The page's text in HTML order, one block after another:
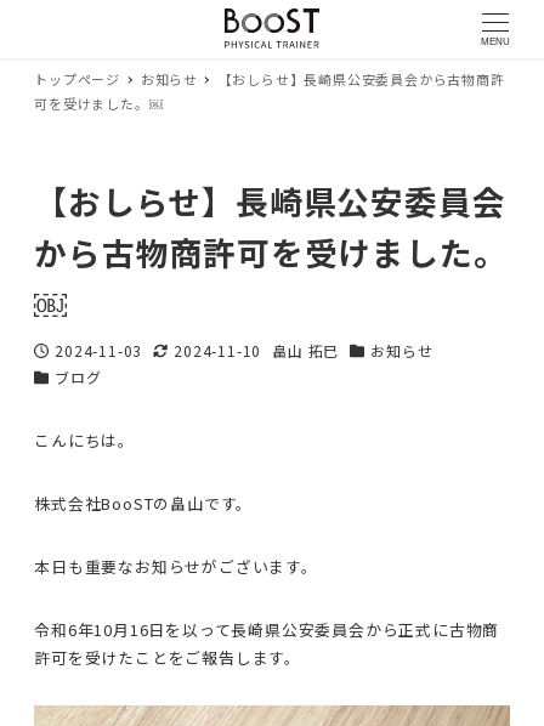
MENU
トップページ お知らせ
【おしらせ】長崎県公安委員会から古物商許
可を受けました。￼
【おしらせ】長崎県公安委員会
から古物商許可を受けました。
￼
投稿日
2024-11-03
更新日
2024-11-10
著
畠山 拓巳
カテゴリー
お知らせ
カテゴリー
ブログ
こんにちは。
株式会社BooSTの畠山です。
本日も重要なお知らせがございます。
令和6年10月16日を以って長崎県公安委員会から正式に古物商
許可を受けたことをご報告します。